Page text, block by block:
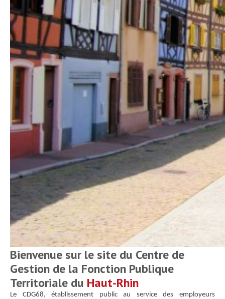
Bienvenue sur le site du Centre de
Gestion de la Fonction Publique
Territoriale du Haut-Rhin
Le CDG68, établissement public au service des employeurs